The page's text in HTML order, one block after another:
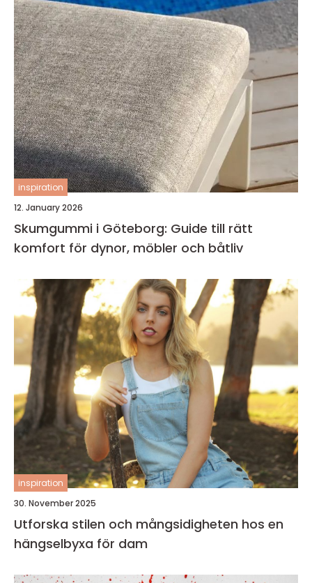
inspiration
12. January 2026
Skumgummi i Göteborg: Guide till rätt
komfort för dynor, möbler och båtliv
inspiration
30. November 2025
Utforska stilen och mångsidigheten hos en
hängselbyxa för dam